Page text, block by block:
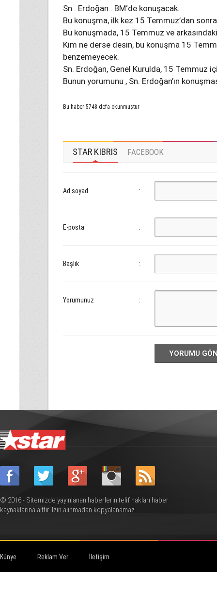
Sn . Erdoğan . BM‘de konuşacak.
Bu konuşma, ilk kez 15 Temmuz’dan
Bu konuşmada, 15 Temmuz ve
Kim ne derse desin, bu konuşma 15
benzemeyecek.
Sn. Erdoğan, Genel Kurulda, 15 Temmuz
Bunun yorumunu , Sn. Erdoğan’ın
Bu haber 5748 defa okunmuştur
STAR KIBRIS FACEBOOK
Ad soyad :
E-posta :
Başlık :
Yorumunuz :
YORUMU
© 2016 - Sitemizde yayınlanan haberlerin telif hakları haber
kaynaklarına aittir. İzin alınmadan kopyalanamaz.
Künye Reklam Ver İletişim